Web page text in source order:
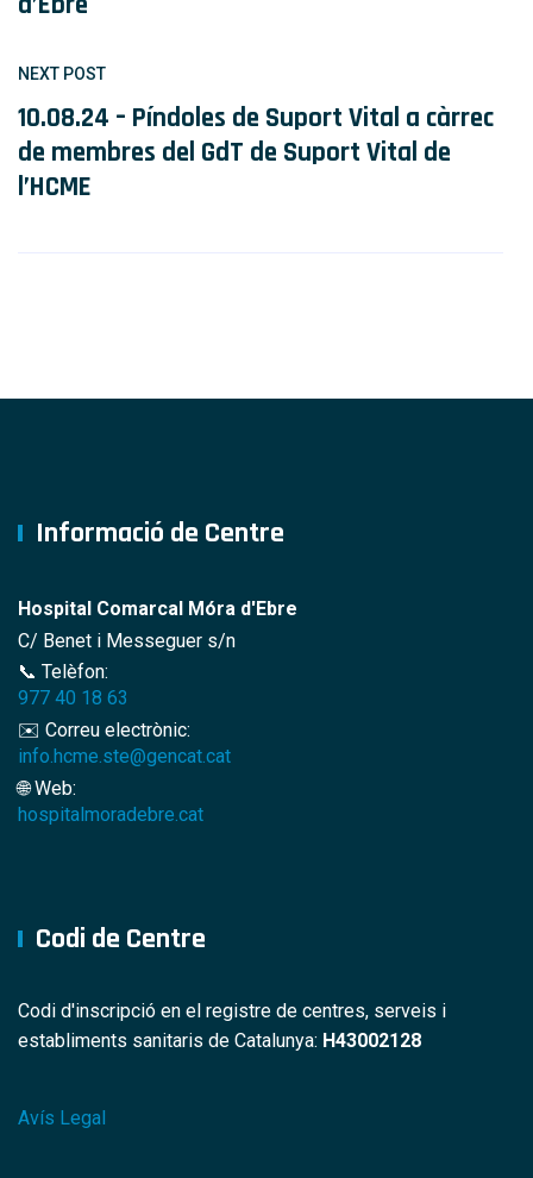
NEXT POST
10.08.24 – Píndoles de Suport Vital a càrrec
de membres del GdT de Suport Vital de
l’HCME
Informació de Centre
Hospital Comarcal Móra d'Ebre
C/ Benet i Messeguer s/n
📞 Telèfon:
977 40 18 63
✉️ Correu electrònic:
info.hcme.ste@gencat.cat
🌐 Web:
hospitalmoradebre.cat
Codi de Centre
Codi d'inscripció en el registre de centres, serveis i
establiments sanitaris de Catalunya: H43002128
Avís Legal